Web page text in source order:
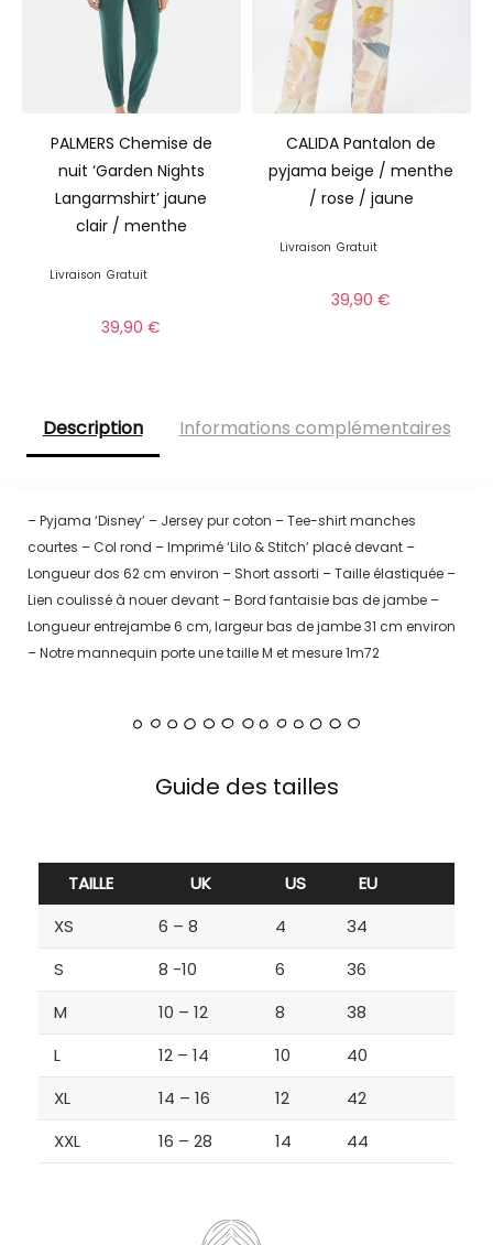
PALMERS Chemise de
nuit ‘Garden Nights
Langarmshirt’ jaune
clair / menthe
Livraison Gratuit
39,90€
CALIDA Pantalon de
pyjama beige / menthe
/ rose / jaune
Livraison Gratuit
39,90€
Description Informations complémentaires
– Pyjama ‘Disney’ – Jersey pur coton – Tee-shirt manches
courtes – Col rond – Imprimé ‘Lilo & Stitch’ placé devant –
Longueur dos 62 cm environ – Short assorti – Taille élastiquée –
Lien coulissé à nouer devant – Bord fantaisie bas de jambe –
Longueur entrejambe 6 cm, largeur bas de jambe 31 cm environ
– Notre mannequin porte une taille M et mesure 1m72
Guide des tailles
TAILLE UK US
EU
XS
6 – 8 4
34
S
8 -10 6
36
M
10 – 12 8
38
L
12 – 14 10
40
XL
14 – 16 12
42
XXL
16 – 28 14 44